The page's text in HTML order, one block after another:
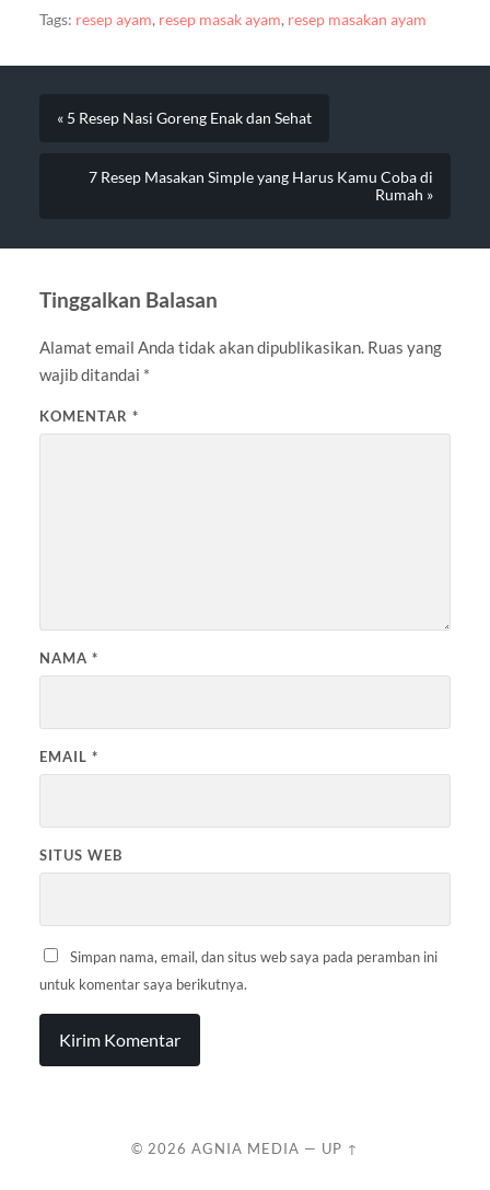
Tags: resep ayam, resep masak ayam, resep masakan ayam
« 5 Resep Nasi Goreng Enak dan Sehat
7 Resep Masakan Simple yang Harus Kamu Coba di
Rumah »
Tinggalkan Balasan
Alamat email Anda tidak akan dipublikasikan. Ruas yang
wajib ditandai *
KOMENTAR *
NAMA *
EMAIL *
SITUS WEB
Simpan nama, email, dan situs web saya pada peramban ini
untuk komentar saya berikutnya.
© 2026 AGNIA MEDIA — UP ↑